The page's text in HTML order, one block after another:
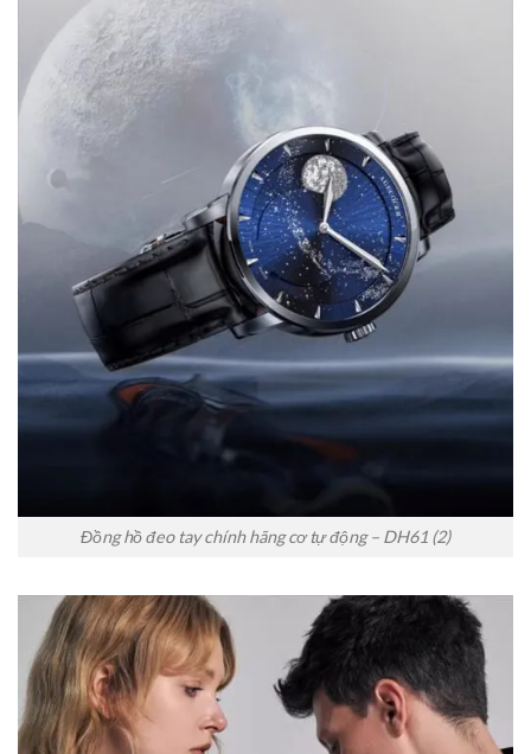
Đồng hồ đeo tay chính hãng cơ tự động – DH61 (2)